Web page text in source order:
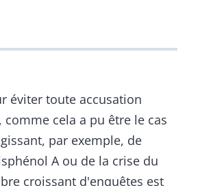
éviter toute accusation
cela a pu être le cas
par exemple, de
A ou de la crise du
croissant d'enquêtes est